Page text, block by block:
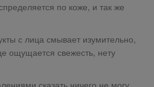
по коже, и так же
с лица смывает изумительно,
ощущается свежесть, нету
сказать ничего не могу,